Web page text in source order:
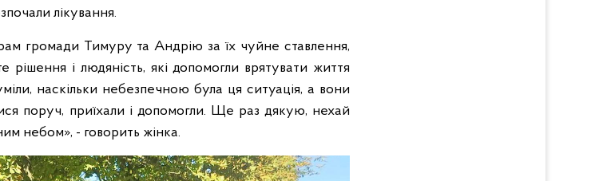
лікування.
громади Тимуру та Андрію за їх чуйне ставлення,
і людяність, які допомогли врятувати життя
наскільки небезпечною була ця ситуація, а вони
поруч, приїхали і допомогли. Ще раз дякую, нехай
небом», - говорить жінка.